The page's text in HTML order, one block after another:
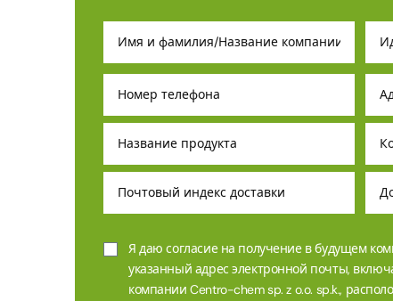
Я даю согласие на получение в будущем
указанный адрес электронной почты,
компании Centro-chem sp. z o.o. sp.k.,